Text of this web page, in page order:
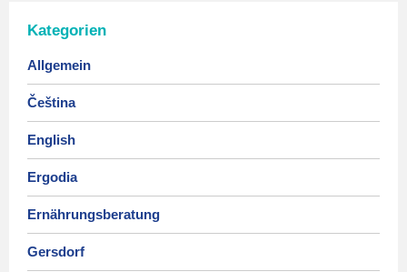
Kategorien
Allgemein
Čeština
English
Ergodia
Ernährungsberatung
Gersdorf